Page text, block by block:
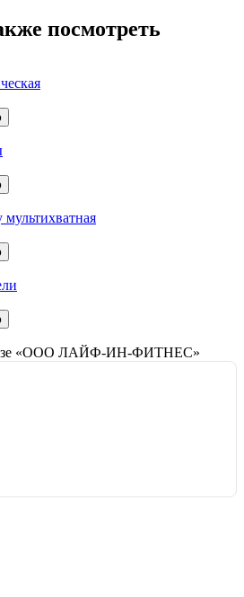
посмотреть
мультихватная
«ООО ЛАЙФ-ИН-ФИТНЕС»